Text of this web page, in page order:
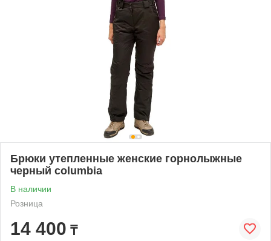
Брюки утепленные женские горнолыжные
черный columbia
В наличии
Розница
14 400 ₸